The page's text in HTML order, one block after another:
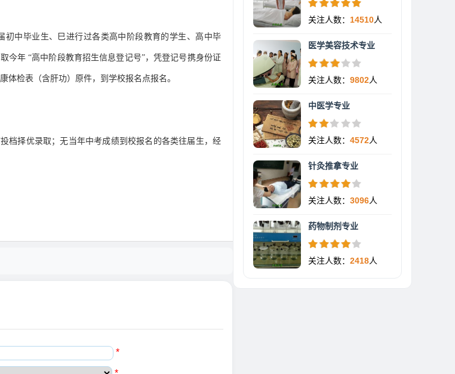
中毕业生、巳进行过各类高中阶段教育的学生、高中毕
今年 “高中阶段教育招生信息登记号”，凭登记号携身份证
体检表（含肝功）原件，到学校报名点报名。
档择优录取；无当年中考成绩到校报名的各类往届生，经
*
关注人数： 14510人
医学美容技术专业
关注人数： 9802人
中医学专业
关注人数： 4572人
针灸推拿专业
关注人数： 3096人
药物制剂专业
关注人数： 2418人